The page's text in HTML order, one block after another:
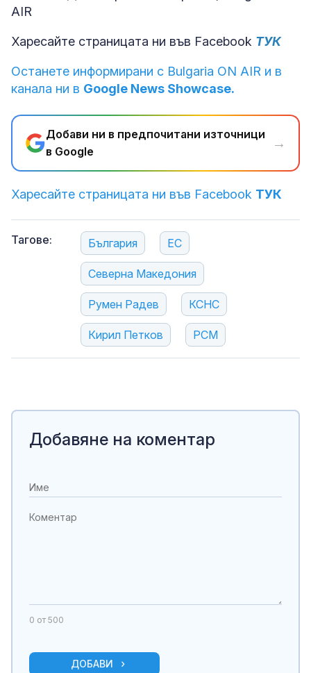
AIR
Харесайте страницата ни във Facebook ТУК
Останете информирани с Bulgaria ON AIR и в
канала ни в Google News Showcase.
Добави ни в предпочитани източници
в Google
→
Харесайте страницата ни във Facebook ТУК
Тагове: България ЕС
Северна Македония
Румен Радев КСНС
Кирил Петков РСМ
Добавяне на коментар
0 от 500
ДОБАВИ